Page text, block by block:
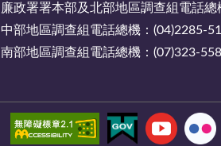
廉政署署本部及北部地區調查組電話
中部地區調查組電話總機：(04)2285-
南部地區調查組電話總機：(07)323-